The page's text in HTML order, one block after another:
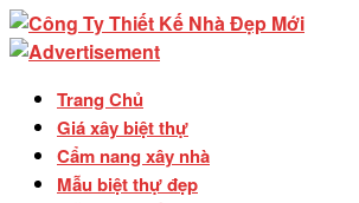
Trang Chủ
Giá xây biệt thự
Cẩm nang xây nhà
Mẫu biệt thự đẹp